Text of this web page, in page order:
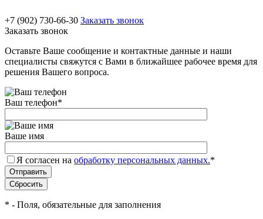
+7 (902) 730-66-30 Заказать звонок
Заказать звонок
Оставьте Ваше сообщение и контактные данные и наши
специалисты свяжутся с Вами в ближайшее рабочее время для
решения Вашего вопроса.
Ваш телефон*
Ваше имя
Я согласен на обработку персональных данных.*
* - Поля, обязательные для заполнения